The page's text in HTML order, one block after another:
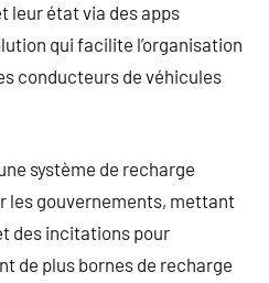
leur état via des apps
qui facilite l’organisation
conducteurs de véhicules
système de recharge
les gouvernements, mettant
des incitations pour
de plus bornes de recharge